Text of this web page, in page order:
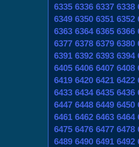
6335 6336 6337 6338
6349 6350 6351 6352
6363 6364 6365 6366
6377 6378 6379 6380
6391 6392 6393 6394
6405 6406 6407 6408
6419 6420 6421 6422
6433 6434 6435 6436
6447 6448 6449 6450
6461 6462 6463 6464
6475 6476 6477 6478
6489 6490 6491 6492